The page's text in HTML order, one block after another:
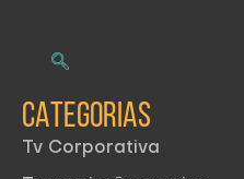
CATEGORIAS
Tv Corporativa